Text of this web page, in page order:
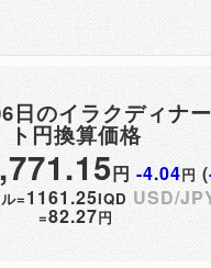
日のイラクディナ
ト円換算価格
円-4.04円 (
=1161.25IQD USD/
=82.27円